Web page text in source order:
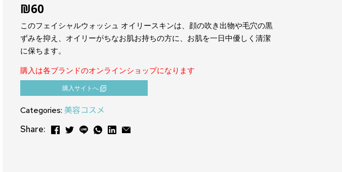
₪60
このフェイシャルウォッシュ オイリースキンは、顔の吹き出物や毛穴の黒
ずみを抑え、オイリーがちなお肌お持ちの方に、お肌を一日中優しく清潔
に保ちます。
購入は各ブランドのオンラインショップになります
購⼊サイトへ
Categories:美容コスメ
Share: